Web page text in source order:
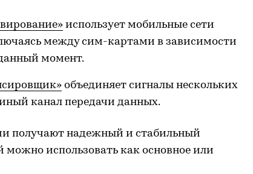
использует мобильные сети
между сим-картами в зависимости
момент.
объединяет сигналы нескольких
канал передачи данных.
получают надежный и стабильный
можно использовать как основное или